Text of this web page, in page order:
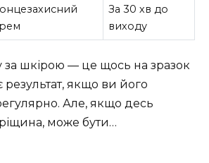
За 30 хв до
виходу
шкірою — це щось на зразок
результат, якщо ви його
Але, якщо десь
може бути…